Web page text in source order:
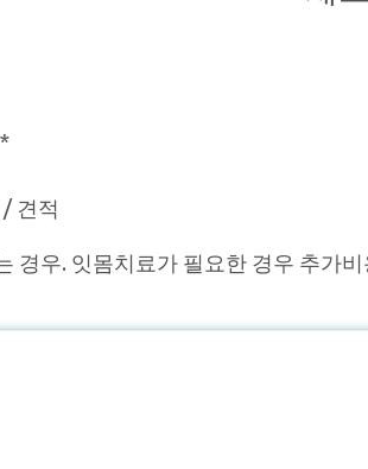
견적
경우. 잇몸치료가 필요한 경우 추가비